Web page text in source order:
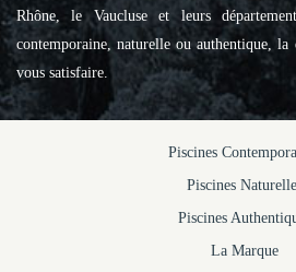
Rhône, le Vaucluse et leurs
contemporaine, naturelle ou authentique, la
vous satisfaire.
Piscines
Piscines
Piscines
La Marque